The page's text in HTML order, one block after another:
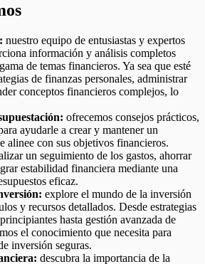
nuestro equipo de entusiastas y expertos
información y análisis completos
de temas financieros. Ya sea que esté
de finanzas personales, administrar
conceptos financieros complejos, lo
ofrecemos consejos prácticos,
ayudarle a crear y mantener un
alinee con sus objetivos financieros.
un seguimiento de los gastos, ahorrar
estabilidad financiera mediante una
eficaz.
explore el mundo de la inversión
y recursos detallados. Desde estrategias
hasta gestión avanzada de
el conocimiento que necesita para
inversión seguras.
descubra la importancia de la